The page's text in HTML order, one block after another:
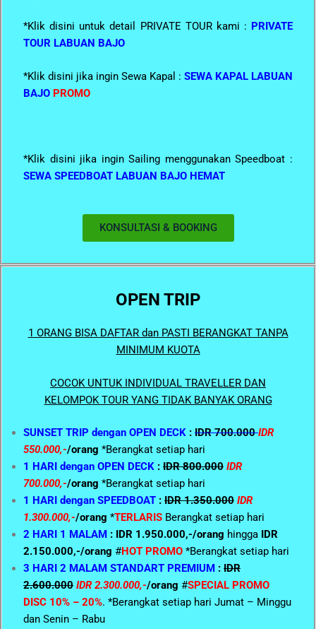
*Klik disini untuk detail PRIVATE TOUR kami : PRIVATE
TOUR LABUAN BAJO
*Klik disini jika ingin Sewa Kapal : SEWA KAPAL LABUAN
BAJO PROMO
*Klik disini jika ingin Sailing menggunakan Speedboat :
SEWA SPEEDBOAT LABUAN BAJO HEMAT
KONSULTASI & BOOKING
OPEN TRIP
1 ORANG BISA DAFTAR dan PASTI BERANGKAT TANPA
MINIMUM KUOTA
COCOK UNTUK INDIVIDUAL TRAVELLER DAN
KELOMPOK TOUR YANG TIDAK BANYAK ORANG
SUNSET TRIP dengan OPEN DECK : IDR 700.000IDR
550.000,-/orang *Berangkat setiap hari
1 HARI dengan OPEN DECK : IDR 800.000 IDR
700.000,-/orang *Berangkat setiap hari
1 HARI dengan SPEEDBOAT : IDR 1.350.000 IDR
1.300.000,-/orang *TERLARIS Berangkat setiap hari
2 HARI 1 MALAM : IDR 1.950.000,-/orang hingga IDR
2.150.000,-/orang #HOT PROMO *Berangkat setiap hari
3 HARI 2 MALAM STANDART PREMIUM : IDR
2.600.000 IDR 2.300.000,-/orang #SPECIAL PROMO
DISC 10% – 20%. *Berangkat setiap hari Jumat – Minggu
dan Senin – Rabu